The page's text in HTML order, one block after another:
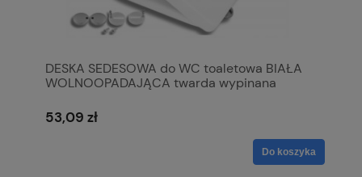
DESKA SEDESOWA do WC toaletowa BIAŁA
WOLNOOPADAJĄCA twarda wypinana
53,09 zł
Do koszyka